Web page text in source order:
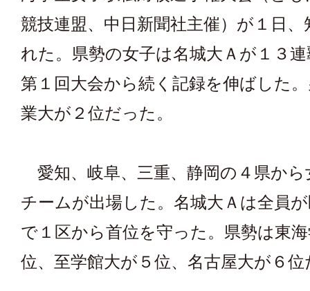
競技連盟、中日新聞社主催）が１日
れた。県勢の女子は名城大Ａが１３
第１回大会から続く記録を伸ばした
業大が２位だった。
愛知、岐阜、三重、静岡の４県から
チームが出場した。名城大Ａは全員
で１区から首位を守った。県勢は東
位、至学館大が５位、名古屋大が６